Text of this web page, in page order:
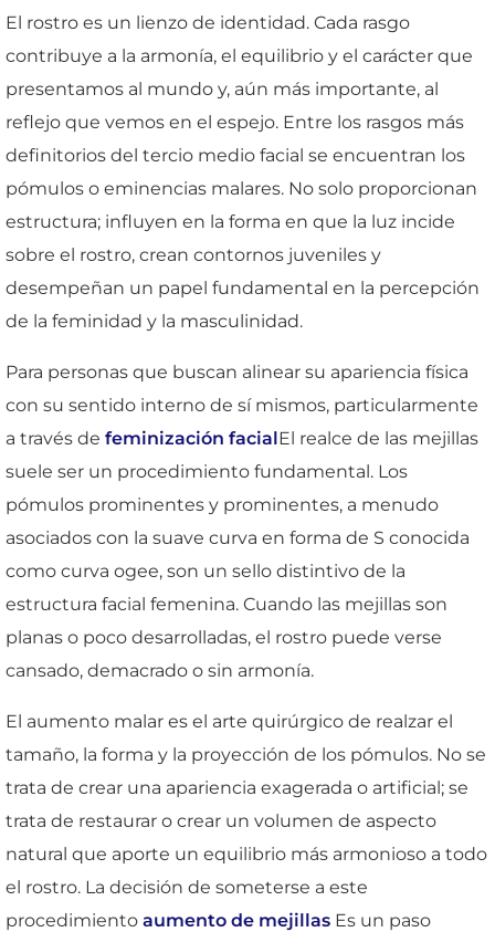
El rostro es un lienzo de identidad. Cada rasgo
contribuye a la armonía, el equilibrio y el carácter que
presentamos al mundo y, aún más importante, al
reflejo que vemos en el espejo. Entre los rasgos más
definitorios del tercio medio facial se encuentran los
pómulos o eminencias malares. No solo proporcionan
estructura; influyen en la forma en que la luz incide
sobre el rostro, crean contornos juveniles y
desempeñan un papel fundamental en la percepción
de la feminidad y la masculinidad.
Para personas que buscan alinear su apariencia física
con su sentido interno de sí mismos, particularmente
a través de feminización facialEl realce de las mejillas
suele ser un procedimiento fundamental. Los
pómulos prominentes y prominentes, a menudo
asociados con la suave curva en forma de S conocida
como curva ogee, son un sello distintivo de la
estructura facial femenina. Cuando las mejillas son
planas o poco desarrolladas, el rostro puede verse
cansado, demacrado o sin armonía.
El aumento malar es el arte quirúrgico de realzar el
tamaño, la forma y la proyección de los pómulos. No se
trata de crear una apariencia exagerada o artificial; se
trata de restaurar o crear un volumen de aspecto
natural que aporte un equilibrio más armonioso a todo
el rostro. La decisión de someterse a este
procedimiento aumento de mejillas Es un paso